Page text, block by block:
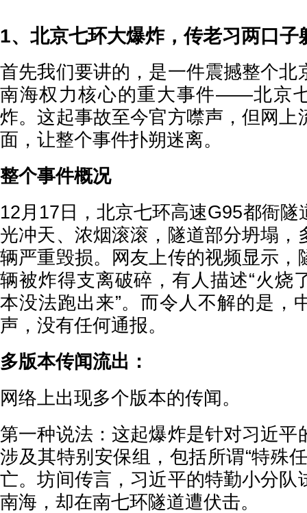
1、北京七环大爆炸，传老习两口
首先我们要讲的，是一件震撼整个北
南海权力核心的重大事件——北京
炸。这起事故至今官方噤声，但网上
面，让整个事件扑朔迷离。
整个事件概况
12月17日，北京七环高速G95都衙隧
光冲天、浓烟滚滚，隧道部分坍塌，
辆严重毁损。网友上传的视频显示，
辆被炸得支离破碎，有人描述“火烧
本没法跑出来”。而令人不解的是，
声，没有任何通报。
多版本传闻流出：
网络上出现多个版本的传闻。
第一种说法：这起爆炸是针对习近平
涉及其特别安保组，包括所谓“特殊
亡。坊间传言，习近平的特勤小分队
南海，却在南七环隧道遭伏击。